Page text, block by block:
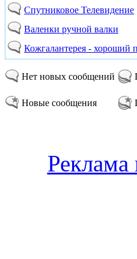
Спутниковое Телевидение
Валенки ручной валки
Кожгалантерея - хороший
Нет новых сообщений
Новые сообщения
Реклама